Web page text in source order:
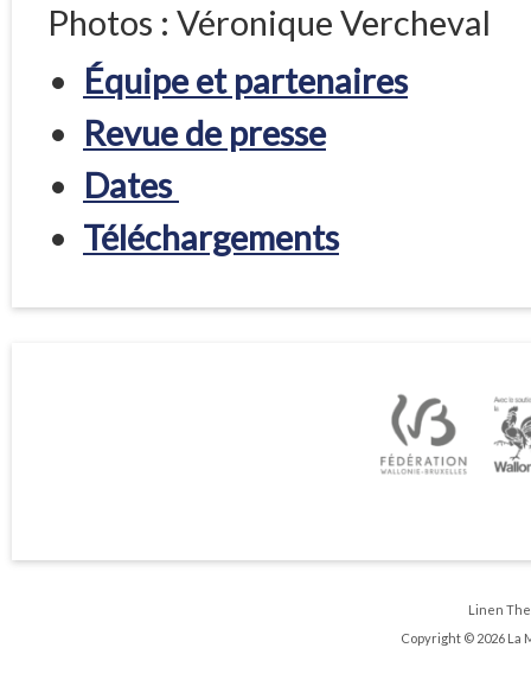
Photos : Véronique Vercheval
Équipe et partenaires
Revue de presse
Dates
Téléchargements
Linen
Copyright © 2026 La